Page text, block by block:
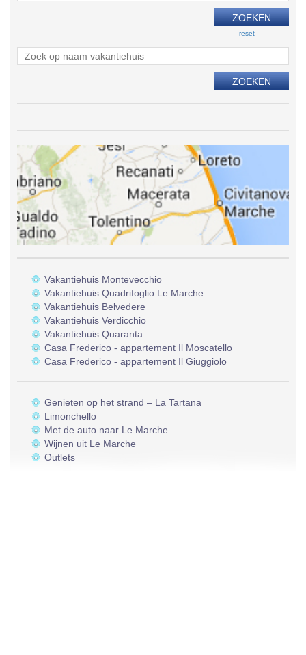
reset
Vakantiehuis Montevecchio
Vakantiehuis Quadrifoglio Le Marche
Vakantiehuis Belvedere
Vakantiehuis Verdicchio
Vakantiehuis Quaranta
Casa Frederico - appartement Il Moscatello
Casa Frederico - appartement Il Giuggiolo
Genieten op het strand – La Tartana
Limonchello
Met de auto naar Le Marche
Wijnen uit Le Marche
Outlets